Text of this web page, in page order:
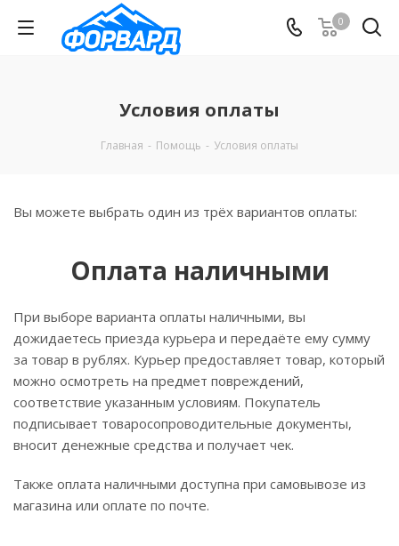
0
Условия оплаты
Главная - Помощь - Условия оплаты
Вы можете выбрать один из трёх вариантов оплаты:
Оплата наличными
При выборе варианта оплаты наличными, вы
дожидаетесь приезда курьера и передаёте ему сумму
за товар в рублях. Курьер предоставляет товар, который
можно осмотреть на предмет повреждений,
соответствие указанным условиям. Покупатель
подписывает товаросопроводительные документы,
вносит денежные средства и получает чек.
Также оплата наличными доступна при самовывозе из
магазина или оплате по почте.